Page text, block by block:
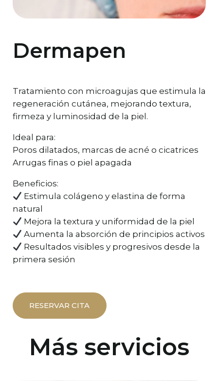
Dermapen
Tratamiento con microagujas que estimula la
regeneración cutánea, mejorando textura,
firmeza y luminosidad de la piel.
Ideal para:
Poros dilatados, marcas de acné o cicatrices
Arrugas finas o piel apagada
Beneficios:
Estimula colágeno y elastina de forma
natural
Mejora la textura y uniformidad de la piel
Aumenta la absorción de principios activos
Resultados visibles y progresivos desde la
primera sesión
RESERVAR CITA
Más servicios